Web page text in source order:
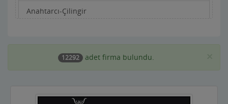
Anahtarcı-Çilingir
Aracı Kurumlar
Asansörcüler
Av Malzemeleri
12292 adet firma bulundu.